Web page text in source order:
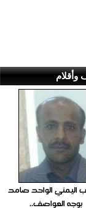
وأقلام
اليمني الواحد صامد
بوجه العواصف..